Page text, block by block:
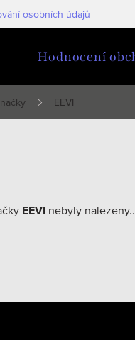
osobních údajů
Hodnocení
EEVI
EEVI nebyly